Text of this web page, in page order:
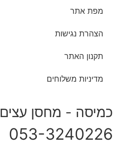
מפת אתר
הצהרת נגישות
תקנון האתר
מדיניות משלוחים
כמיסה - מחסן עצים
053-3240226